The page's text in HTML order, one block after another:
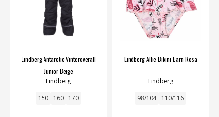
Lindberg Antarctic Vinteroverall
Junior Beige
Lindberg
150 160 170
Lindberg Allie Bikini Barn Rosa
Lindberg
98/104 110/116